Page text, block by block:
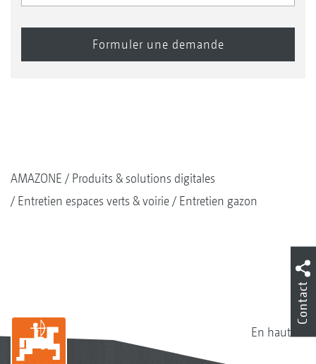
AMAZONE
Produits & solutions digitales
Entretien espaces verts & voirie
Entretien gazon
En haut
Contact